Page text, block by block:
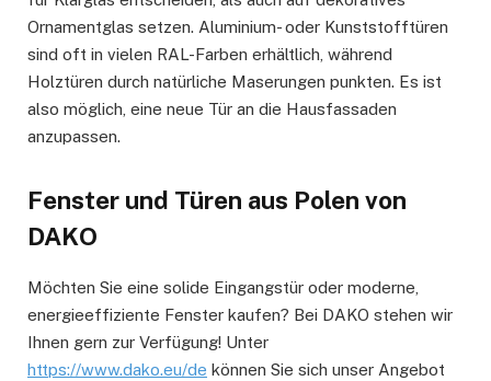
Ornamentglas setzen. Aluminium- oder Kunststofftüren
sind oft in vielen RAL-Farben erhältlich, während
Holztüren durch natürliche Maserungen punkten. Es ist
also möglich, eine neue Tür an die Hausfassaden
anzupassen.
Fenster und Türen aus Polen von
DAKO
Möchten Sie eine solide Eingangstür oder moderne,
energieeffiziente Fenster kaufen? Bei DAKO stehen wir
Ihnen gern zur Verfügung! Unter
https://www.dako.eu/de können Sie sich unser Angebot